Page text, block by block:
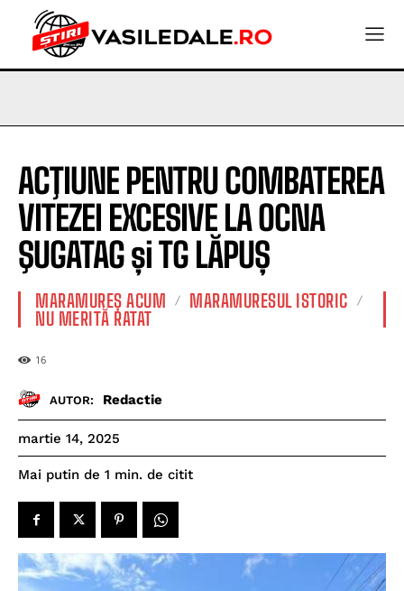
ACŢIUNE PENTRU COMBATEREA
VITEZEI EXCESIVE LA OCNA
ŞUGATAG și TG LĂPUȘ
MARAMUREȘ ACUM
MARAMURESUL ISTORIC
NU MERITĂ RATAT
16
AUTOR: Redactie
martie 14, 2025
Mai putin de 1 min. de citit